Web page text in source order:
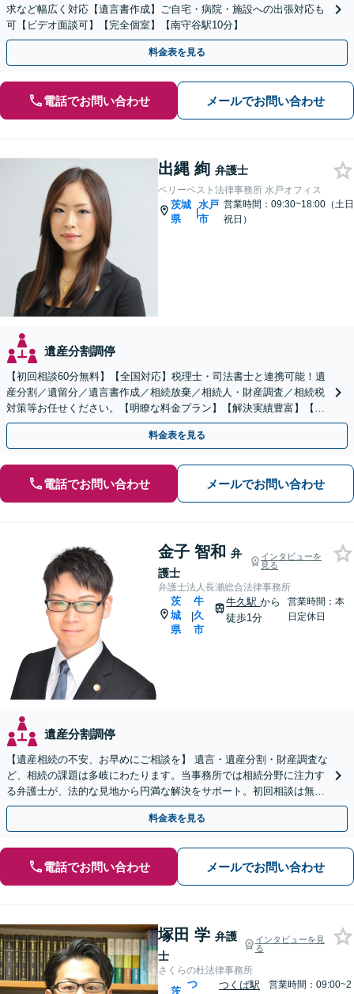
求など幅広く対応【遺言書作成】ご自宅・病院・施設への出張対応も
可【ビデオ面談可】【完全個室】【南守谷駅10分】
料金表を見る
電話でお問い合わせ メールでお問い合わせ
出縄 絢 弁護士
ベリーベスト法律事務所 水戸オフィス
茨城
県
|
水戸
市
営業時間：09:30~18:00（土日
祝日）
遺産分割調停
【初回相談60分無料】【全国対応】税理士・司法書士と連携可能！遺
産分割／遺留分／遺言書作成／相続放棄／相続人・財産調査／相続税
対策等お任せください。【明瞭な料金プラン】【解決実績豊富】【電
話相談可】
料金表を見る
電話でお問い合わせ メールでお問い合わせ
金子 智和 弁
護士
インタビューを
見る
弁護士法人長瀬総合法律事務所
茨
城
県
|
牛
久
市
牛久駅から
徒歩1分
営業時間：本
日定休日
遺産分割調停
【遺産相続の不安、お早めにご相談を】 遺言・遺産分割・財産調査な
ど、相続の課題は多岐にわたります。当事務所では相続分野に注力す
る弁護士が、法的な見地から円満な解決をサポート。初回相談は無料
（予約制）です。まずは現状の整理から始めませんか？
料金表を見る
電話でお問い合わせ メールでお問い合わせ
塚田 学 弁護
士
インタビューを見
る
さくらの杜法律事務所
茨
つ
つくば駅
営業時間：09:00~2